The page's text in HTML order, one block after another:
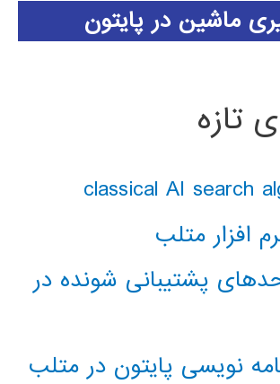
ماشین در پایتون
تازه
افزار متلب
پشتیبانی شونده در
نویسی پایتون در متلب